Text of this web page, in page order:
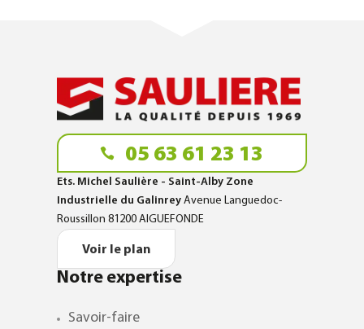
05 63 61 23 13
Ets. Michel Saulière - Saint-Alby Zone
Industrielle du Galinrey Avenue Languedoc-
Roussillon 81200 AIGUEFONDE
Voir le plan
Notre expertise
Savoir-faire